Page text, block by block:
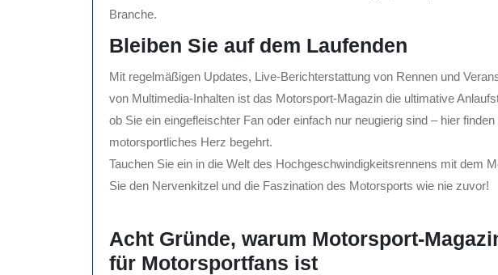
Branche.
Bleiben Sie auf dem Laufenden
Mit regelmäßigen Updates, Live-Berichterstattung von Rennen und
von Multimedia-Inhalten ist das Motorsport-Magazin die ultimative
ob Sie ein eingefleischter Fan oder einfach nur neugierig sind – hier
motorsportliches Herz begehrt.
Tauchen Sie ein in die Welt des Hochgeschwindigkeitsrennens mit dem
Sie den Nervenkitzel und die Faszination des Motorsports wie nie zuvor!
Acht Gründe, warum Motorsport-
für Motorsportfans ist